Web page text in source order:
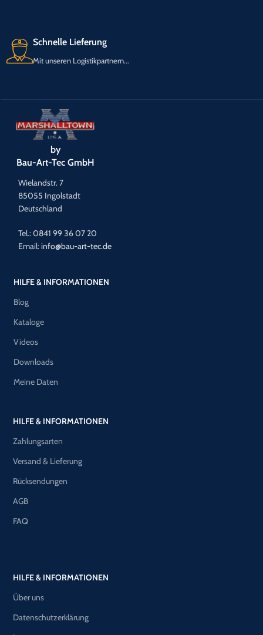
Schnelle Lieferung
Mit unseren Logistikpartnern...
by
Bau-Art-Tec GmbH
Wielandstr. 7
85055 Ingolstadt
Deutschland
Tel.: 0841 99 36 07 20
Email:info@bau-art-tec.de
HILFE & INFORMATIONEN
Blog
Kataloge
Videos
Downloads
Meine Daten
HILFE & INFORMATIONEN
Zahlungsarten
Versand & Lieferung
Rücksendungen
AGB
FAQ
HILFE & INFORMATIONEN
Über uns
Datenschutzerklärung